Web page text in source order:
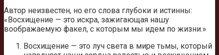
Автор неизвестен, но его слова глубоки и истинны:
«Восхищение — это искра, зажигающая нашу
воображаемую факел, с которым мы идем по жизни.»
Восхищение — это луч света в мире тьмы, который